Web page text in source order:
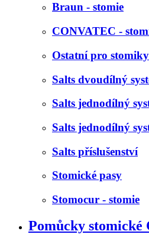
Braun - stomie
CONVATEC -
Ostatní pro stomiky
Salts dvoudílný
Salts jednodílný
Salts jednodílný
Salts příslušenství
Stomické pasy
Stomocur - stomie
Pomůcky stomické